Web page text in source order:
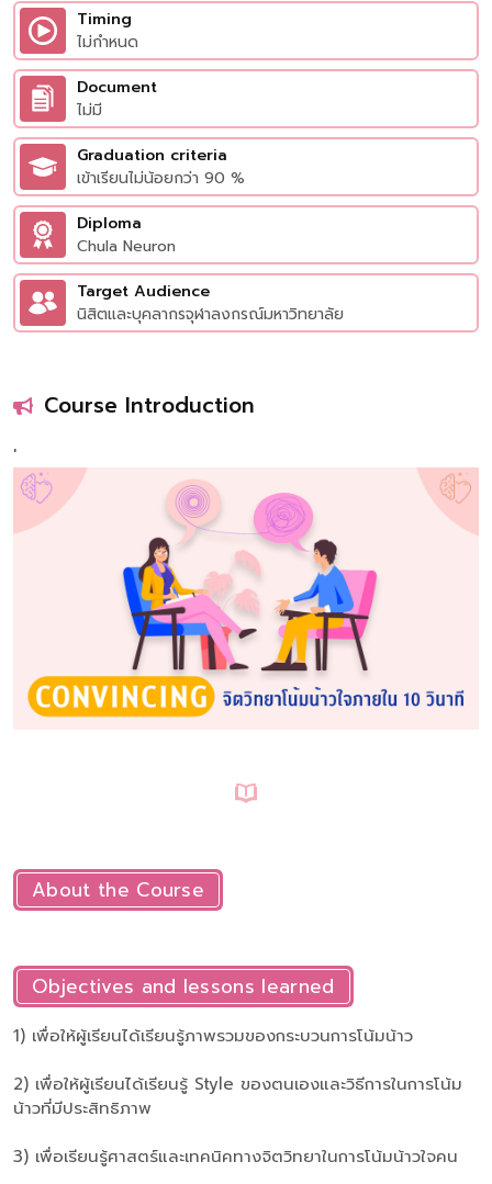
Timing
ไม่กำหนด
Document
ไม่มี
Graduation criteria
เข้าเรียนไม่น้อยกว่า 90 %
Diploma
Chula Neuron
Target Audience
นิสิตและบุคลากรจุฬาลงกรณ์มหาวิทยาลัย
Course Introduction
'
About the Course
Objectives and lessons learned
1) เพื่อให้ผู้เรียนได้เรียนรู้ภาพรวมของกระบวนการโน้มน้าว
2) เพื่อให้ผู้เรียนได้เรียนรู้ Style ของตนเองและวิธีการในการโน้ม
น้าวที่มีประสิทธิภาพ
3) เพื่อเรียนรู้ศาสตร์และเทคนิคทางจิตวิทยาในการโน้มน้าวใจคน